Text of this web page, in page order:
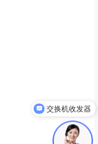
可以介绍下你们的产品么